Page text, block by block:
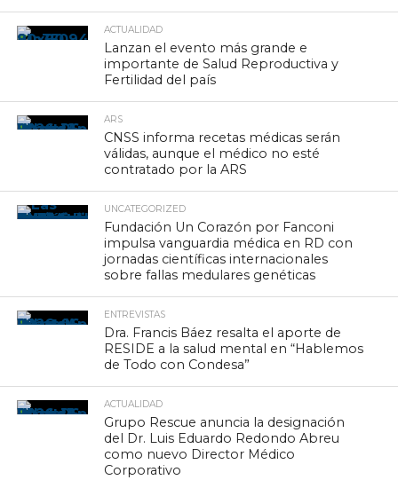
ACTUALIDAD
Lanzan el evento más grande e
importante de Salud Reproductiva y
Fertilidad del país
ARS
CNSS informa recetas médicas serán
válidas, aunque el médico no esté
contratado por la ARS
UNCATEGORIZED
Fundación Un Corazón por Fanconi
impulsa vanguardia médica en RD con
jornadas científicas internacionales
sobre fallas medulares genéticas
ENTREVISTAS
Dra. Francis Báez resalta el aporte de
RESIDE a la salud mental en “Hablemos
de Todo con Condesa”
ACTUALIDAD
Grupo Rescue anuncia la designación
del Dr. Luis Eduardo Redondo Abreu
como nuevo Director Médico
Corporativo